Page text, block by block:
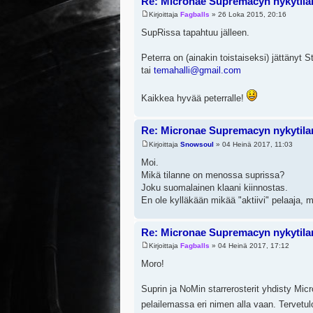
Kirjoittaja Fagballs » 26 Loka 2015, 20:16
SupRissa tapahtuu jälleen.
Peterra on (ainakin toistaiseksi) jättänyt
tai temahalli@gmail.com
Kaikkea hyvää peterralle!
Re: Micronae Supremacyn
Kirjoittaja Snowsoul » 04 Heinä 2017, 11:03
Moi.
Mikä tilanne on menossa suprissa?
Joku suomalainen klaani kiinnostas.
En ole kylläkään mikää "aktiivi" pelaaja,
Re: Micronae Supremacyn
Kirjoittaja Fagballs » 04 Heinä 2017, 17:12
Moro!
Suprin ja NoMin starrerosterit yhdisty
pelailemassa eri nimen alla vaan.